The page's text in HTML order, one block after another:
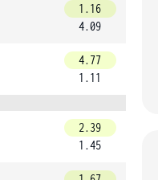
1.16
4.09
4.77
1.11
2.39
1.45